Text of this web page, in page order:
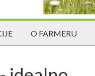
O FARMERU